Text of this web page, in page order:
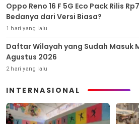
Oppo Reno 16 F 5G Eco Pack Rilis
Bedanya dari Versi Biasa?
1 hari yang lalu
Daftar Wilayah yang Sudah Masuk
Agustus 2026
2 hari yang lalu
INTERNASIONAL